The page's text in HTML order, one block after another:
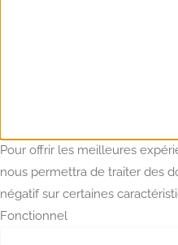
Pour offrir les meilleures
nous permettra de traiter des
négatif sur certaines
Fonctionnel